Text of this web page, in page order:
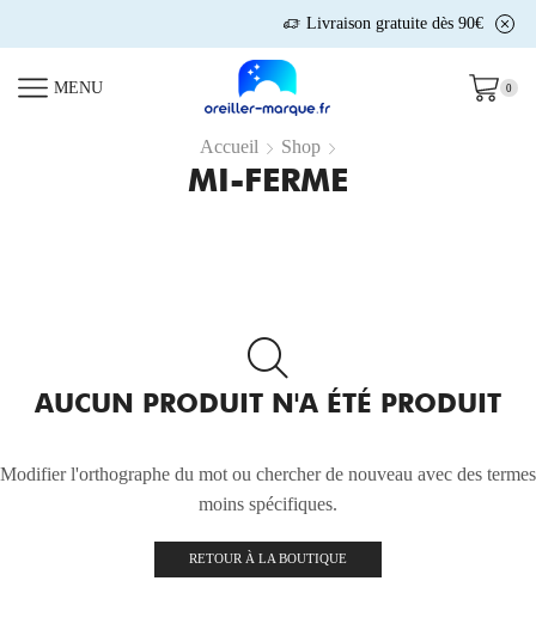
Livraison gratuite dès 90€
MENU 0
Accueil Shop
MI-FERME
AUCUN PRODUIT N'A ÉTÉ PRODUIT
Modifier l'orthographe du mot ou chercher de nouveau avec des termes
moins spécifiques.
RETOUR À LA BOUTIQUE